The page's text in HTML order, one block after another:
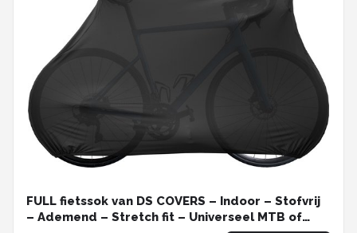
FULL fietssok van DS COVERS – Indoor – Stofvrij
– Ademend – Stretch fit – Universeel MTB of